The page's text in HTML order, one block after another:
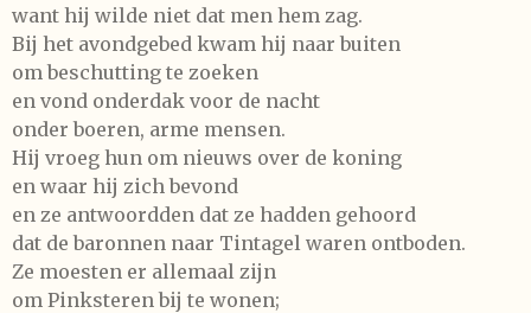
want hij wilde niet dat men hem zag.
Bij het avondgebed kwam hij naar buiten
om beschutting te zoeken
en vond onderdak voor de nacht
onder boeren, arme mensen.
Hij vroeg hun om nieuws over de koning
en waar hij zich bevond
en ze antwoordden dat ze hadden gehoord
dat de baronnen naar Tintagel waren ontboden.
Ze moesten er allemaal zijn
om Pinksteren bij te wonen;